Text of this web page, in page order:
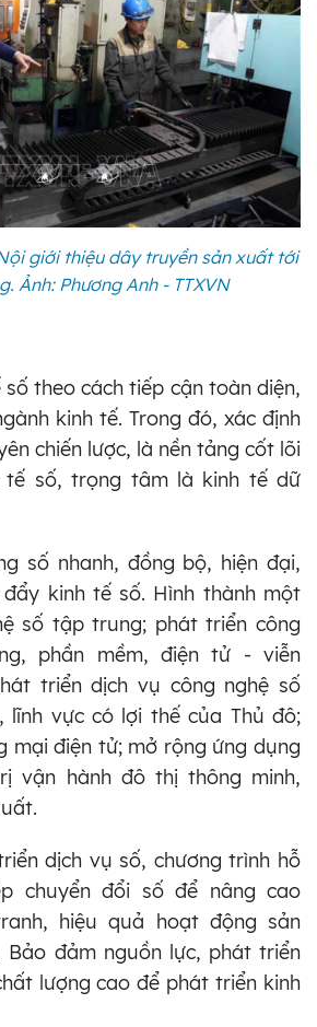
giới thiệu dây truyền sản xuất tới
Ảnh: Phương Anh - TTXVN
theo cách tiếp cận toàn diện,
kinh tế. Trong đó, xác định
chiến lược, là nền tảng cốt lõi
tế số, trọng tâm là kinh tế dữ
số nhanh, đồng bộ, hiện đại,
kinh tế số. Hình thành một
số tập trung; phát triển công
phần mềm, điện tử - viễn
triển dịch vụ công nghệ số
lĩnh vực có lợi thế của Thủ đô;
mại điện tử; mở rộng ứng dụng
vận hành đô thị thông minh,
dịch vụ số, chương trình hỗ
chuyển đổi số để nâng cao
hiệu quả hoạt động sản
Bảo đảm nguồn lực, phát triển
lượng cao để phát triển kinh